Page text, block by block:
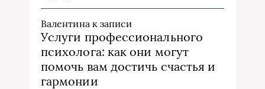
Валентинак записи
Услуги профессионального
психолога: как они могут
помочь вам достичь счастья и
гармонии